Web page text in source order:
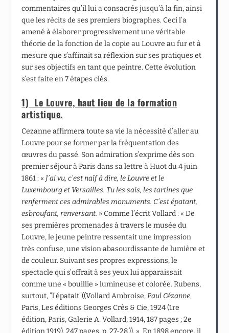
commentaires qu’il lui a consacrés jusqu’à la fin, ainsi
que les récits de ses premiers biographes. Ceci l’a
amené à élaborer progressivement une véritable
théorie de la fonction de la copie au Louvre au fur et à
mesure que s’affinait sa réflexion sur ses pratiques et
sur ses objectifs en tant que peintre. Cette évolution
s’est faite en 7 étapes clés.
1) Le Louvre, haut lieu de la formation
artistique.
Cezanne affirmera toute sa vie la nécessité d’aller au
Louvre pour se former par la fréquentation des
œuvres du passé. Son admiration s’exprime dès son
premier séjour à Paris dans sa lettre à Huot du 4 juin
1861 : « J’ai vu, c’est naïf à dire, le Louvre et le
Luxembourg et Versailles. Tu les sais, les tartines que
renferment ces admirables monuments. C’est épatant,
esbroufant, renversant. » Comme l’écrit Vollard : « De
ses premières promenades à travers le musée du
Louvre, le jeune peintre ressentait une impression
très confuse, une vision abasourdissante de lumière et
de couleur. Suivant ses propres expressions, le
spectacle qui s’offrait à ses yeux lui apparaissait
comme une « bouillie » lumineuse et colorée. Rubens,
surtout, ”l’épatait”((Vollard Ambroise,Paul Cézanne,
Paris, Les éditions Georges Crès & Cie, 1924 (1re
édition, Paris, Galerie A. Vollard, 1914, 187 pages ; 2e
édition 1919), 247 pages, p. 27-28.)). » En 1898 encore, il